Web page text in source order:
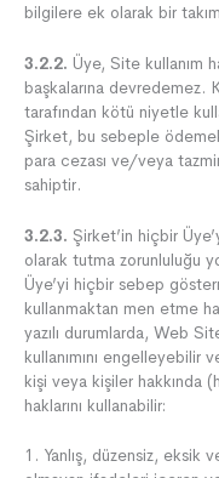
bilgilere ek olarak bir
3.2.2. Üye, Site kullanım
başkalarına devredemez.
tarafından kötü niyetle
Şirket, bu sebeple
para cezası ve/veya
sahiptir.
3.2.3. Şirket’in hiçbir
olarak tutma zorunluluğu
Üye’yi hiçbir sebep
kullanmaktan men etme
yazılı durumlarda, Web
kullanımını engelleyebilir
kişi veya kişiler hakkında
haklarını kullanabilir:
1. Yanlış, düzensiz, eksik